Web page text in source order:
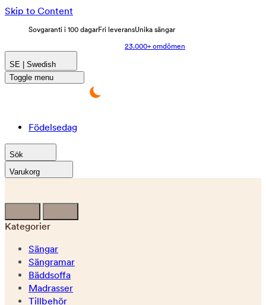
Skip to Content
Sovgaranti i 100 dagarFri leveransUnika sängar
23.000+ omdömen
SE | Swedish
Toggle menu
Födelsedag
Sök
Varukorg
Kategorier
Sängar
Sängramar
Bäddsoffa
Madrasser
Tillbehör